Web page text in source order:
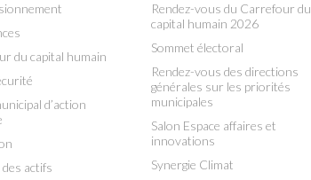
du capital humain
d’action
actifs
Rendez-vous du Carrefour du
capital humain 2026
Sommet électoral
Rendez-vous des directions
générales sur les priorités
municipales
Salon Espace affaires et
innovations
Synergie Climat